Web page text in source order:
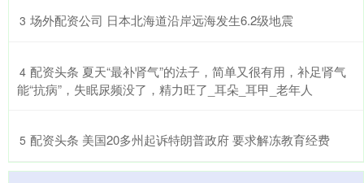
3 ​场外配资公司 日本北海道沿岸远海发生6.2级地震
4 ​配资头条 夏天“最补肾气”的法子，简单又很有用，补足肾气
能“抗病”，失眠尿频没了，精力旺了_耳朵_耳甲_老年人
5 ​配资头条 美国20多州起诉特朗普政府 要求解冻教育经费